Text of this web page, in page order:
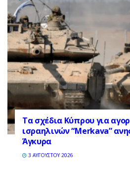
Τα σχέδια Κύπρου για
ισραηλινών “Merkava”
Άγκυρα
3 ΑΥΓΟΎΣΤΟΥ 2026